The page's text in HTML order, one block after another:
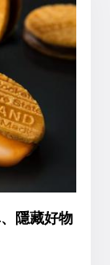
隱藏好物